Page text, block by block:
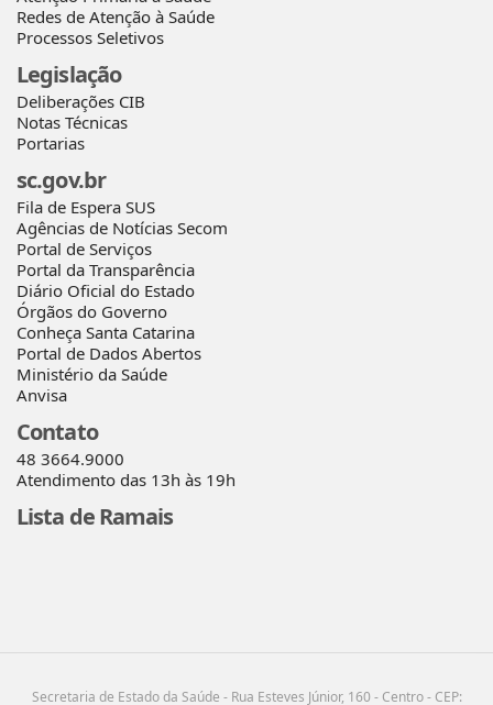
Redes de Atenção à Saúde
Processos Seletivos
Legislação
Deliberações CIB
Notas Técnicas
Portarias
sc.gov.br
Fila de Espera SUS
Agências de Notícias Secom
Portal de Serviços
Portal da Transparência
Diário Oficial do Estado
Órgãos do Governo
Conheça Santa Catarina
Portal de Dados Abertos
Ministério da Saúde
Anvisa
Contato
48 3664.9000
Atendimento das 13h às 19h
Lista de Ramais
Secretaria de Estado da Saúde - Rua Esteves Júnior, 160 - Centro - CEP: